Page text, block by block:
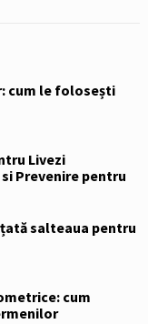
cum le folosești
Livezi
Prevenire pentru
salteaua pentru
cum